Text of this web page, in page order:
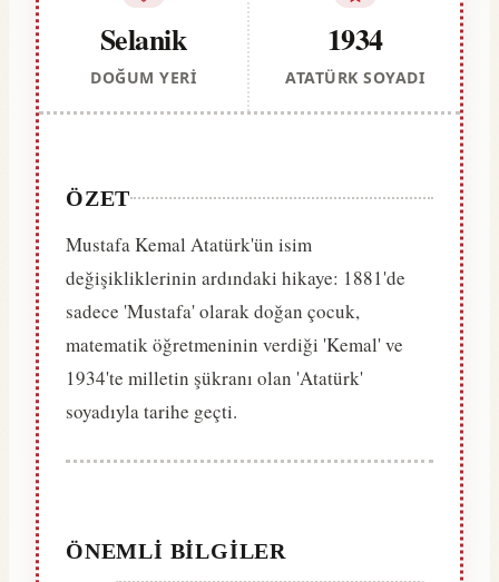
Selanik
DOĞUM YERI
1934
ATATÜRK SOYADI
ÖZET
Mustafa Kemal Atatürk'ün isim
değişikliklerinin ardındaki hikaye: 1881'de
sadece 'Mustafa' olarak doğan çocuk,
matematik öğretmeninin verdiği 'Kemal' ve
1934'te milletin şükranı olan 'Atatürk'
soyadıyla tarihe geçti.
ÖNEMLI BILGILER